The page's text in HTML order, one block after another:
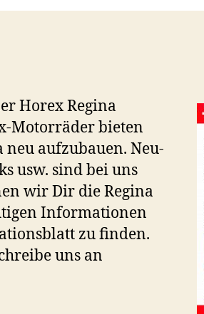
Horex Regina
Motorräder bieten
aufzubauen. Neu-
usw. sind bei uns
wir Dir die Regina
Informationen
zu finden.
uns an